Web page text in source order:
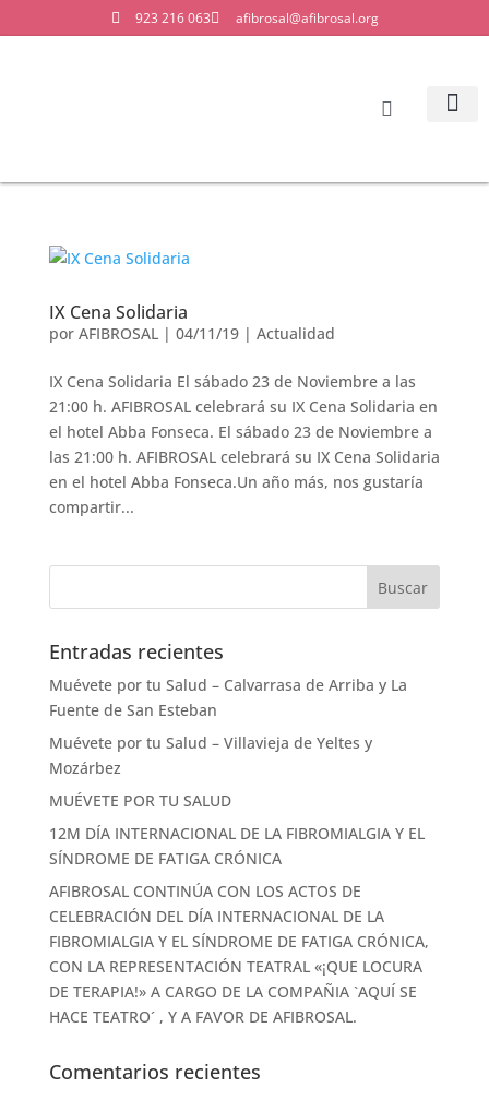
923 216 063 afibrosal@afibrosal.org
IX Cena Solidaria
por AFIBROSAL| 04/11/19| Actualidad
IX Cena Solidaria El sábado 23 de Noviembre a las
21:00 h. AFIBROSAL celebrará su IX Cena Solidaria en
el hotel Abba Fonseca. El sábado 23 de Noviembre a
las 21:00 h. AFIBROSAL celebrará su IX Cena Solidaria
en el hotel Abba Fonseca.Un año más, nos gustaría
compartir...
Entradas recientes
Muévete por tu Salud – Calvarrasa de Arriba y La
Fuente de San Esteban
Muévete por tu Salud – Villavieja de Yeltes y
Mozárbez
MUÉVETE POR TU SALUD
12M DÍA INTERNACIONAL DE LA FIBROMIALGIA Y EL
SÍNDROME DE FATIGA CRÓNICA
AFIBROSAL CONTINÚA CON LOS ACTOS DE
CELEBRACIÓN DEL DÍA INTERNACIONAL DE LA
FIBROMIALGIA Y EL SÍNDROME DE FATIGA CRÓNICA,
CON LA REPRESENTACIÓN TEATRAL «¡QUE LOCURA
DE TERAPIA!» A CARGO DE LA COMPAÑIA `AQUÍ SE
HACE TEATRO´ , Y A FAVOR DE AFIBROSAL.
Comentarios recientes